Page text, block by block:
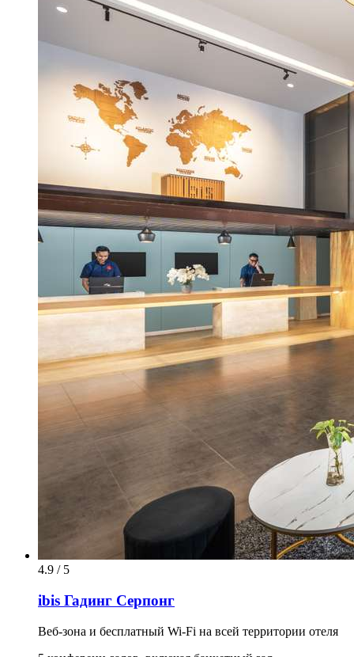
4.9 / 5
ibis Гадинг Серпонг
Веб-зона и бесплатный Wi-Fi на всей территории отеля